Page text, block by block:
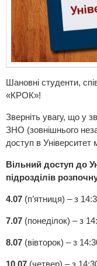
Шановні студенти,
«КРОК»!
Зверніть увагу, що у
ЗНО (зовнішнього
доступ в
Вільний доступ до
підрозділів
4.07 (п’ятниця) – з
7.07 (понеділок) – з
8.07 (вівторок) – з